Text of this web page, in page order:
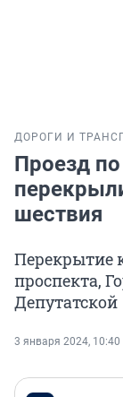
ДОРОГИ И
Проезд
шествия
Перекрытие
проспекта,
Депутатской
3 января 2024, 10:40